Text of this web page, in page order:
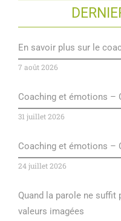
En savoir plus sur le
7 août 2026
Coaching et émotions –
31 juillet 2026
Coaching et émotions –
24 juillet 2026
Quand la parole ne
valeurs imagées